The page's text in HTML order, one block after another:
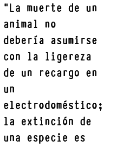
"La muerte de un
animal no
debería asumirse
con la ligereza
de un recargo en
un
electrodoméstico;
la extinción de
una especie es